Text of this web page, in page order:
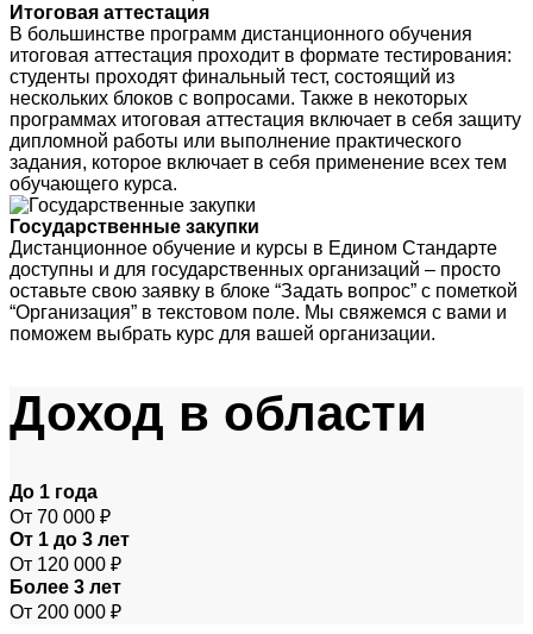
Итоговая аттестация
В большинстве программ дистанционного обучения
итоговая аттестация проходит в формате тестирования:
студенты проходят финальный тест, состоящий из
нескольких блоков с вопросами. Также в некоторых
программах итоговая аттестация включает в себя защиту
дипломной работы или выполнение практического
задания, которое включает в себя применение всех тем
обучающего курса.
Государственные закупки
Дистанционное обучение и курсы в Едином Стандарте
доступны и для государственных организаций – просто
оставьте свою заявку в блоке “Задать вопрос” с пометкой
“Организация” в текстовом поле. Мы свяжемся с вами и
поможем выбрать курс для вашей организации.
Доход в области
До 1 года
От 70 000 ₽
От 1 до 3 лет
От 120 000 ₽
Более 3 лет
От 200 000 ₽